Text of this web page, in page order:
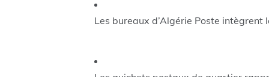
Les bureaux d’Algérie Poste